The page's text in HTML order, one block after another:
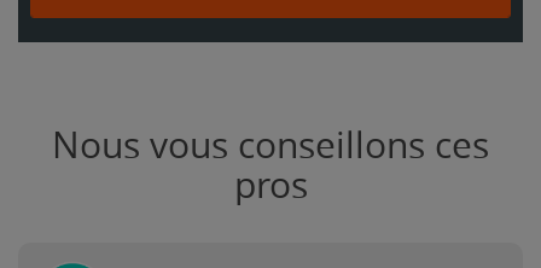
Nous vous conseillons ces
pros